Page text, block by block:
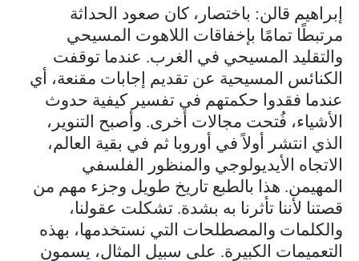
إبراهيم قالن: باختصار، كان صعود الحداثة
مرتبطًا تمامًا بإخفاقات اللاهوت المسيحي
والتقليد المسيحي في الغرب. عندما توقفت
الكنائس المسيحية عن تقديم إجابات مقنعة، أي
عندما فقدوا حكمتهم في تفسير كيفية حدوث
الأشياء، فُتحت مجالات أخرى. وأصبح التنوير،
الذي انتشر أولاً في أوروبا ثم في بقية العالم،
الاتجاه الأيديولوجي والمنظور الفلسفي
المهيمن. هذا بالطبع تاريخ طويل وجزء مهم من
قصتنا لأننا تأثرنا به بشدة. تشكلت عقولنا،
والكلمات والمصطلحات التي نستخدمها، بهذه
التعميمات الكبيرة. على سبيل المثال، يسمون